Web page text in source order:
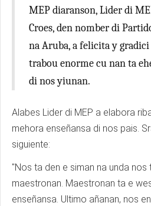
MEP diaranson, Lider di
Croes, den nomber di
na Aruba, a felicita y
trabou enorme cu nan ta
di nos yiunan.
Alabes Lider di MEP a elabora
mehora enseñansa di nos pais.
siguiente:
"Nos ta den e siman na unda
maestronan. Maestronan ta e
enseñansa. Ultimo añanan, nos